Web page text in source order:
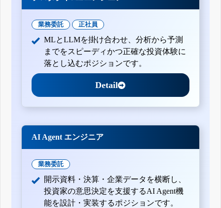
業務委託 正社員
MLとLLMを掛け合わせ、分析から予測
までをスピーディかつ正確な投資体験に
落とし込むポジションです。
Detail
AI Agent エンジニア
業務委託
開示資料・決算・企業データを横断し、
投資家の意思決定を支援するAI Agent機
能を設計・実装するポジションです。